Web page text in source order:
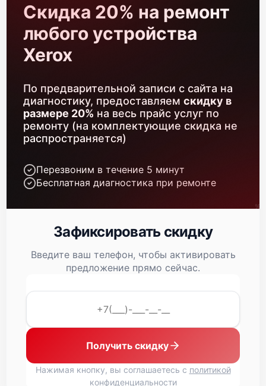
Замена блока питания 1000 р
Чистка блока проявки
Скидка 20% на ремонт
любого устройства
Xerox
По предварительной записи с сайта на
диагностику, предоставляем скидку в
размере 20% на весь прайс услуг по
ремонту (на комплектующие скидка не
распространяется)
Перезвоним в течение 5 минут
Бесплатная диагностика при ремонте
Зафиксировать скидку
Введите ваш телефон, чтобы активировать
предложение прямо сейчас.
Получить скидку
Нажимая кнопку, вы соглашаетесь с политикой
конфиденциальности